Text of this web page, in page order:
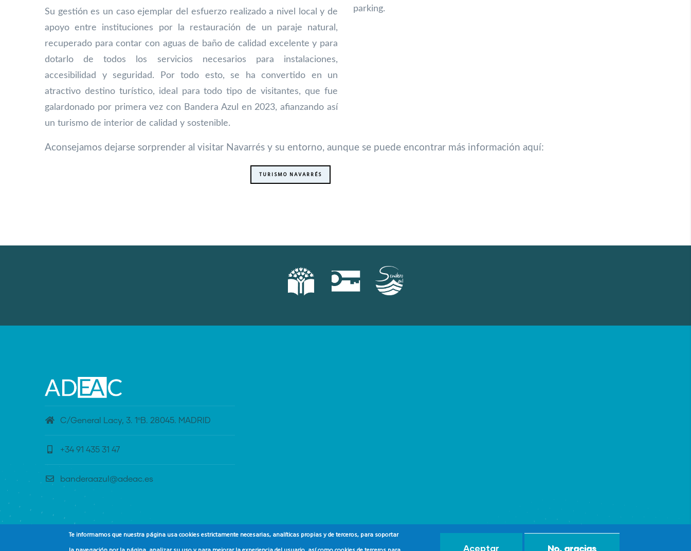
Su gestión es un caso ejemplar del esfuerzo realizado a nivel local y de
apoyo entre instituciones por la restauración de un paraje natural,
recuperado para contar con aguas de baño de calidad excelente y para
dotarlo de todos los servicios necesarios para instalaciones,
accesibilidad y seguridad. Por todo esto, se ha convertido en un
atractivo destino turístico, ideal para todo tipo de visitantes, que fue
galardonado por primera vez con Bandera Azul en 2023, afianzando así
un turismo de interior de calidad y sostenible.
parking.
Aconsejamos dejarse sorprender al visitar Navarrés y su entorno, aunque se puede encontrar más información aquí:
TURISMO NAVARRÉS
C/General Lacy, 3. 1ºB. 28045. MADRID
+34 91 435 31 47
banderaazul@adeac.es
Te informamos que nuestra página usa cookies estrictamente necesarias, analíticas propias y de terceros, para soportar
Aceptar No, gracias